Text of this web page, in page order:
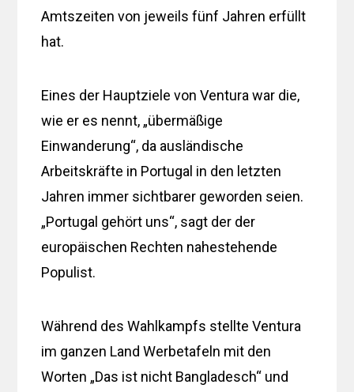
Amtszeiten von jeweils fünf Jahren erfüllt
hat.
Eines der Hauptziele von Ventura war die,
wie er es nennt, „übermäßige
Einwanderung“, da ausländische
Arbeitskräfte in Portugal in den letzten
Jahren immer sichtbarer geworden seien.
„Portugal gehört uns“, sagt der der
europäischen Rechten nahestehende
Populist.
Während des Wahlkampfs stellte Ventura
im ganzen Land Werbetafeln mit den
Worten „Das ist nicht Bangladesch“ und